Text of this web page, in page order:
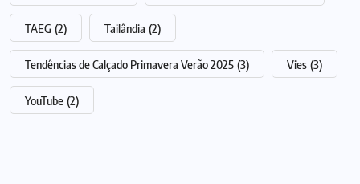
TAEG (2) Tailândia (2)
Tendências de Calçado Primavera Verão 2025 (3) Vies (3)
YouTube (2)